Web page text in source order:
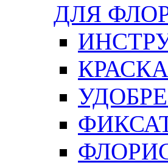
ДЛЯ
КРАСКА